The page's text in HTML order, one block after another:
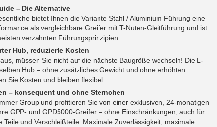
– Die Alternative
bietet Ihnen die Variante Stahl / Aluminium Führung eine
als vergleichbare Greifer mit T-Nuten-Gleitführung und ist
verzahnten Führungsprinzipien.
Hub, reduzierte Kosten
müssen Sie nicht auf die nächste Baugröße wechseln! Die L-
Hub – ohne zusätzliches Gewicht und ohne erhöhten
Sie Kosten und bleiben flexibel.
– konsequent und ohne Sternchen
Group und profitieren Sie von einer exklusiven, 24-monatigen
GPP- und GPD5000-Greifer – ohne Einschränkungen, auch für
Teile und Verschleißteile. Maximale Zuverlässigkeit, maximale